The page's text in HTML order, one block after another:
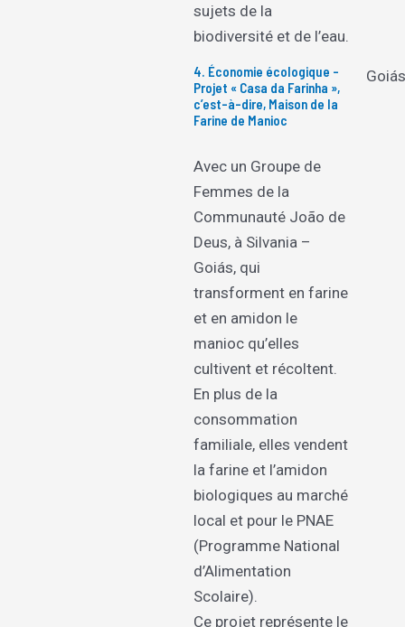
sujets de la
biodiversité et de l’eau.
4. Économie écologique –
Projet « Casa da Farinha »,
c’est-à-dire, Maison de la
Farine de Manioc
Avec un Groupe de
Femmes de la
Communauté João de
Deus, à Silvania –
Goiás, qui
transforment en farine
et en amidon le
manioc qu’elles
cultivent et récoltent.
En plus de la
consommation
familiale, elles vendent
la farine et l’amidon
biologiques au marché
local et pour le PNAE
(Programme National
d’Alimentation
Scolaire).
Ce projet représente le
Goiás